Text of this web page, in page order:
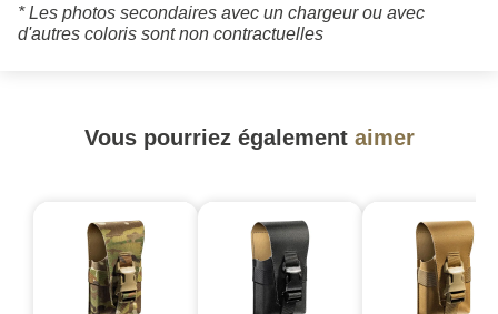
* Les photos secondaires avec un chargeur ou avec
d'autres coloris sont non contractuelles
Vous pourriez également aimer